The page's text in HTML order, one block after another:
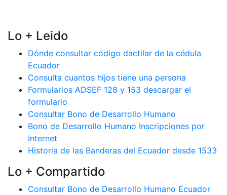
Lo + Leido
Dónde consultar código dactilar de la cédula
Ecuador
Consulta cuantos hijos tiene una persona
Formularios ADSEF 128 y 153 descargar el
formulario
Consultar Bono de Desarrollo Humano
Bono de Desarrollo Humano Inscripciones por
Internet
Historia de las Banderas del Ecuador desde 1533
Lo + Compartido
Consultar Bono de Desarrollo Humano Ecuador